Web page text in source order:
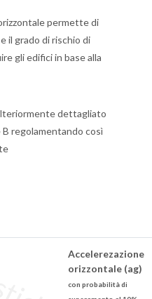
permette di
il grado di rischio di
gli edifici in base alla
dettagliato
regolamentando così
Accelerezazione
orizzontale (ag)
con probabilità di